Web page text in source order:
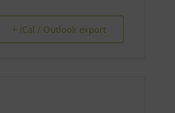
+ iCal / Outlook export